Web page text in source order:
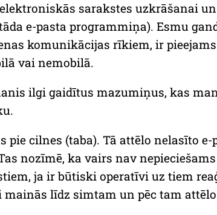
sarakstes uzkrāšanai
e-pasta programmiņa). Esmu
komunikācijas rīkiem, ir
vai nemobilā.
ilgi gaidītus mazumiņus, kas
cilnes (taba). Tā attēlo nelasīto
nozīmē, ka vairs nav
ja ir būtiski operatīvi uz tiem
līdz simtam un pēc tam attēlo